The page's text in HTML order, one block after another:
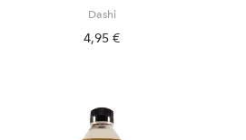
Dashi
4,95 €